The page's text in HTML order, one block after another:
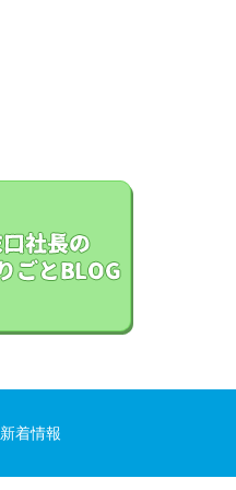
新着情報